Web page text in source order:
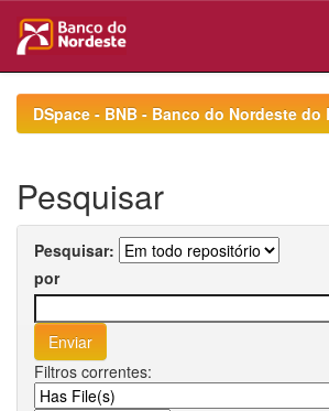
navigationDSpace - BNB - Banco do Nordeste do
Pesquisar
Pesquisar:
por
Filtros correntes: